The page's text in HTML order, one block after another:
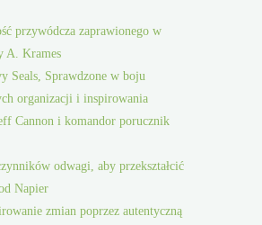
przywódcza zaprawionego w
A. Krames
Seals, Sprawdzone w boju
organizacji i inspirowania
Cannon i komandor porucznik
odwagi, aby przekształcić
Napier
zmian poprzez autentyczną